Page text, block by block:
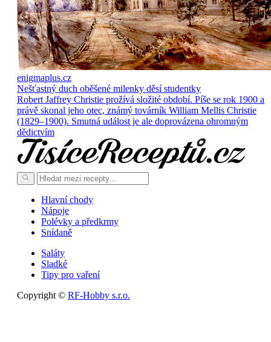
enigmaplus.cz
Nešťastný duch oběšené milenky děsí studentky
Robert Jaffrey Christie prožívá složité období. Píše se rok 1900 a
právě skonal jeho otec, známý továrník William Mellis Christie
(1829–1900). Smutná událost je ale doprovázena ohromným
dědictvím
Hlavní chody
Nápoje
Polévky a předkrmy
Snídaně
Saláty
Sladké
Tipy pro vaření
Copyright © RF-Hobby s.r.o.